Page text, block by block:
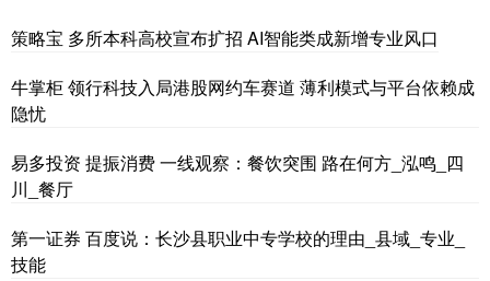
策略宝 多所本科高校宣布扩招 AI智能类成新增专业风口
牛掌柜 领行科技入局港股网约车赛道 薄利模式与平台依赖成
隐忧
易多投资 提振消费 一线观察：餐饮突围 路在何方_泓鸣_四
川_餐厅
第一证券 百度说：长沙县职业中专学校的理由_县域_专业_
技能